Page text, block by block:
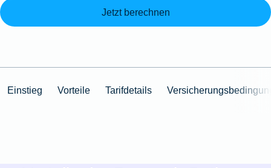
Jetzt berechnen
Einstieg Vorteile Tarifdetails